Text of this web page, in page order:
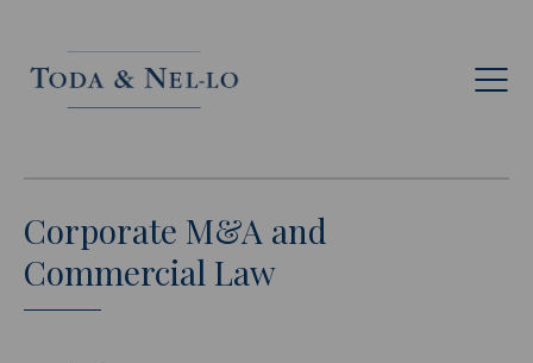
Eng
Corporate M&A and
Commercial Law